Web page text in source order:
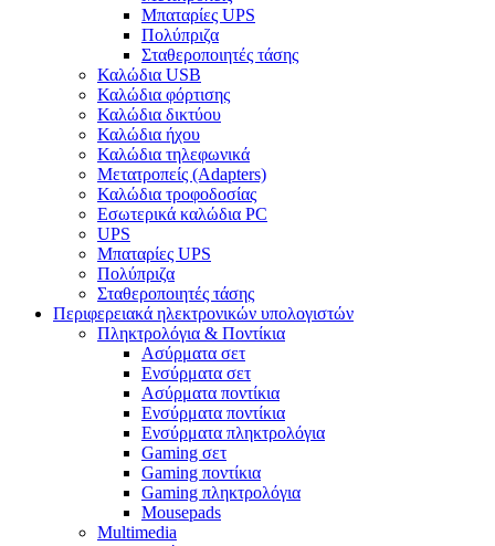
Μπαταρίες UPS
Πολύπριζα
Σταθεροποιητές τάσης
Καλώδια USB
Καλώδια φόρτισης
Καλώδια δικτύου
Καλώδια ήχου
Καλώδια τηλεφωνικά
Μετατροπείς (Adapters)
Καλώδια τροφοδοσίας
Εσωτερικά καλώδια PC
UPS
Μπαταρίες UPS
Πολύπριζα
Σταθεροποιητές τάσης
Περιφερειακά ηλεκτρονικών υπολογιστών
Πληκτρολόγια & Ποντίκια
Ασύρματα σετ
Ενσύρματα σετ
Ασύρματα ποντίκια
Ενσύρματα ποντίκια
Ενσύρματα πληκτρολόγια
Gaming σετ
Gaming ποντίκια
Gaming πληκτρολόγια
Mousepads
Multimedia